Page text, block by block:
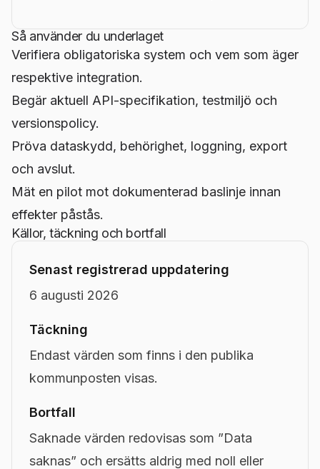
Så använder du underlaget
Verifiera obligatoriska system och vem som äger
respektive integration.
Begär aktuell API-specifikation, testmiljö och
versionspolicy.
Pröva dataskydd, behörighet, loggning, export
och avslut.
Mät en pilot mot dokumenterad baslinje innan
effekter påstås.
Källor, täckning och bortfall
Senast registrerad uppdatering
6 augusti 2026
Täckning
Endast värden som finns i den publika
kommunposten visas.
Bortfall
Saknade värden redovisas som ”Data
saknas” och ersätts aldrig med noll eller